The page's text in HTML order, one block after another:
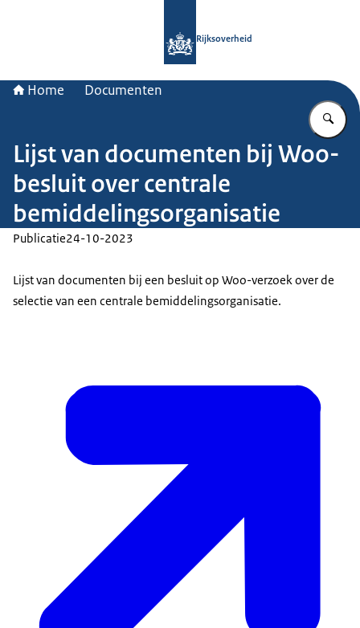
Rijksoverheid
Home Documenten
Lijst van documenten bij Woo-
besluit over centrale
bemiddelingsorganisatie
Publicatie24-10-2023
Lijst van documenten bij een besluit op Woo-verzoek over de
selectie van een centrale bemiddelingsorganisatie.